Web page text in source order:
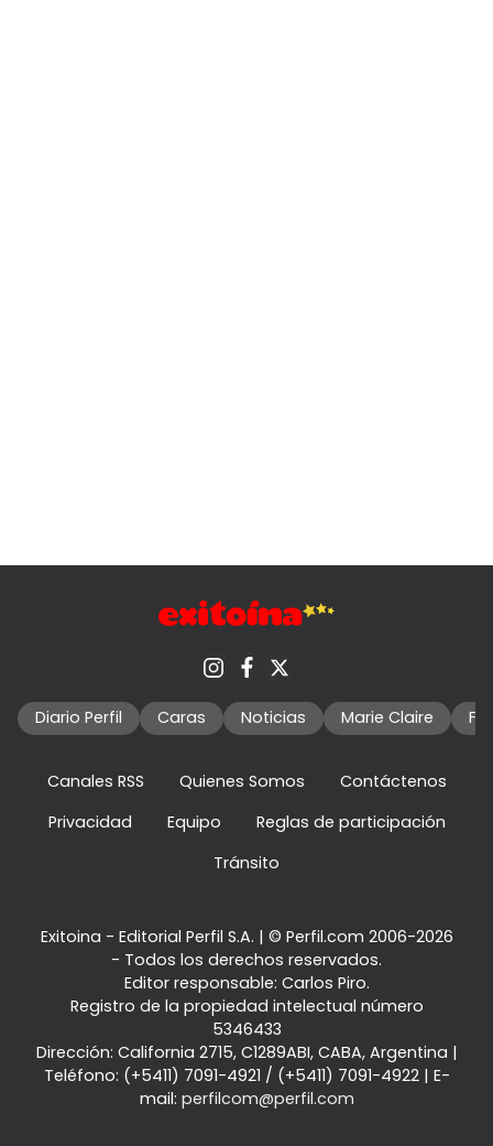
Diario Perfil Caras Noticias Marie Claire
Canales RSS Quienes Somos
Contáctenos
Privacidad
Equipo
Reglas de participación
Tránsito
Exitoina - Editorial Perfil S.A. | © Perfil.com 2006-2026
- Todos los derechos reservados.
Editor responsable: Carlos Piro.
Registro de la propiedad intelectual número
5346433
Dirección: California 2715, C1289ABI, CABA, Argentina |
Teléfono: (+5411) 7091-4921 / (+5411) 7091-4922| E-
mail: perfilcom@perfil.com